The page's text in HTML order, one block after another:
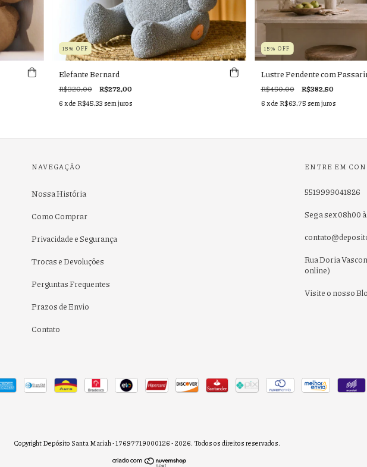
15% OFF
Elefante Bernard
R$320,00 R$272,00
6 x de R$45,33 sem juros
15% OFF
Lustre Pendente com
R$450,00 R$382,50
6 x de R$63,75 sem juros
NAVEGAÇÃO
Nossa História
Como Comprar
Privacidade e Segurança
Trocas e Devoluções
Perguntas Frequentes
Prazos de Envio
Contato
ENTRE EM
5519999041826
Seg a sex 08h00
Rua Doria
online)
Visite o nosso
Copyright Depósito Santa Mariah - 17697719000126 - 2026. Todos os direitos reservados.